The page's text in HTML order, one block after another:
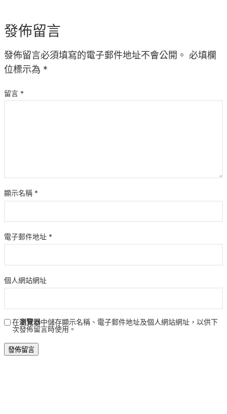
發佈留言
發佈留言必須填寫的電子郵件地址不會公開。 必填欄
位標示為 *
留言 *
顯示名稱 *
電子郵件地址 *
個人網站網址
在瀏覽器中儲存顯示名稱、電子郵件地址及個人網站網址，以供下
次發佈留言時使用。